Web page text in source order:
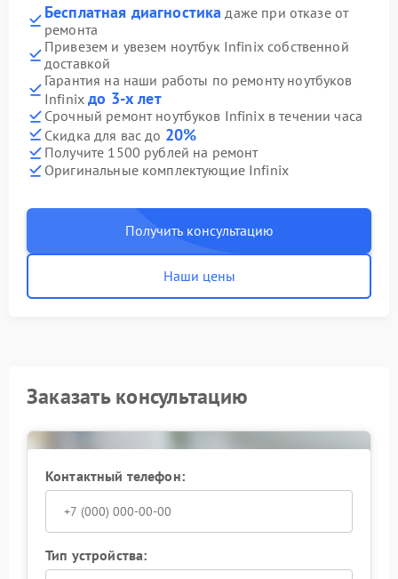
Бесплатная диагностика даже при отказе от
ремонта
Привезем и увезем ноутбук Infinix собственной
доставкой
Гарантия на наши работы по ремонту ноутбуков
Infinixдо 3-х лет
Срочный ремонт ноутбуков Infinix в течении часа
Скидка для вас до 20%
Получите 1500 рублей на ремонт
Оригинальные комплектующие Infinix
Получить консультацию
Наши цены
Заказать консультацию
Контактный телефон:
Тип устройства: